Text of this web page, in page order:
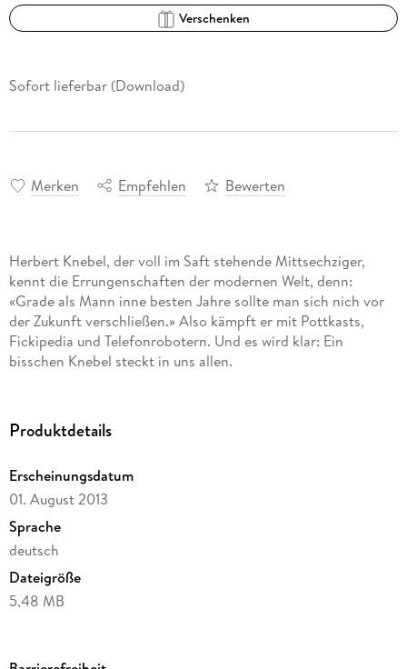
Verschenken
Sofort lieferbar (Download)
Merken Empfehlen Bewerten
Herbert Knebel, der voll im Saft stehende Mittsechziger,
kennt die Errungenschaften der modernen Welt, denn:
«Grade als Mann inne besten Jahre sollte man sich nich vor
der Zukunft verschließen.» Also kämpft er mit Pottkasts,
Fickipedia und Telefonrobotern. Und es wird klar: Ein
bisschen Knebel steckt in uns allen.
Produktdetails
Erscheinungsdatum
01. August 2013
Sprache
deutsch
Dateigröße
5,48 MB